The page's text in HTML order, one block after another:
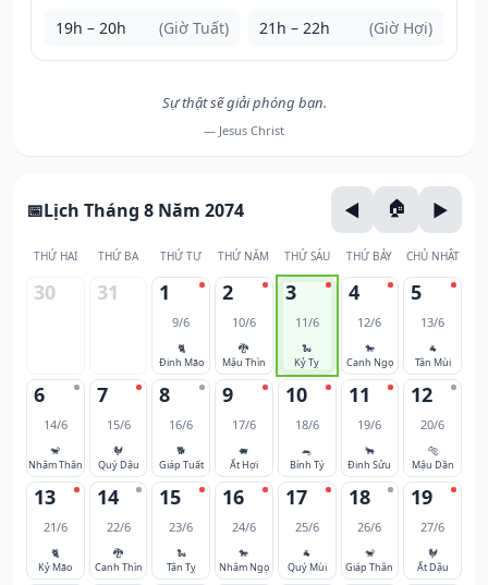
19h – 20h (Giờ Tuất) 21h – 22h (Giờ Hợi)
Sự thật sẽ giải phóng bạn.
— Jesus Christ
Lịch Tháng 8 Năm 2074
THỨ HAI THỨ BA THỨ TƯ THỨ NĂM THỨ SÁU THỨ BẢY CHỦ NHẬT
30 31 1
9/6
🐈
Đinh Mão
2
10/6
🐉
Mậu Thìn
3
11/6
🐍
Kỷ Tỵ
4
12/6
🐎
Canh Ngọ
5
13/6
🐐
Tân Mùi
6
14/6
🐒
Nhâm Thân
7
15/6
🐓
Quý Dậu
8
16/6
🐕
Giáp Tuất
9
17/6
🐖
Ất Hợi
10
18/6
🐀
Bính Tý
11
19/6
🐂
Đinh Sửu
12
20/6
🐅
Mậu Dần
13
21/6
🐈
Kỷ Mão
14
22/6
🐉
Canh Thìn
15
23/6
🐍
Tân Tỵ
16
24/6
🐎
Nhâm Ngọ
17
25/6
🐐
Quý Mùi
18
26/6
🐒
Giáp Thân
19
27/6
🐓
Ất Dậu